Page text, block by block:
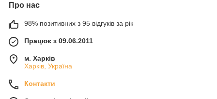
Про нас
98% позитивних з 95 відгуків за рік
Працює з 09.06.2011
м. Харків
Харків, Україна
Контакти